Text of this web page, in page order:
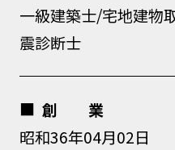
一級建築士/宅地建物
震診断士
創 業
昭和36年04月02日